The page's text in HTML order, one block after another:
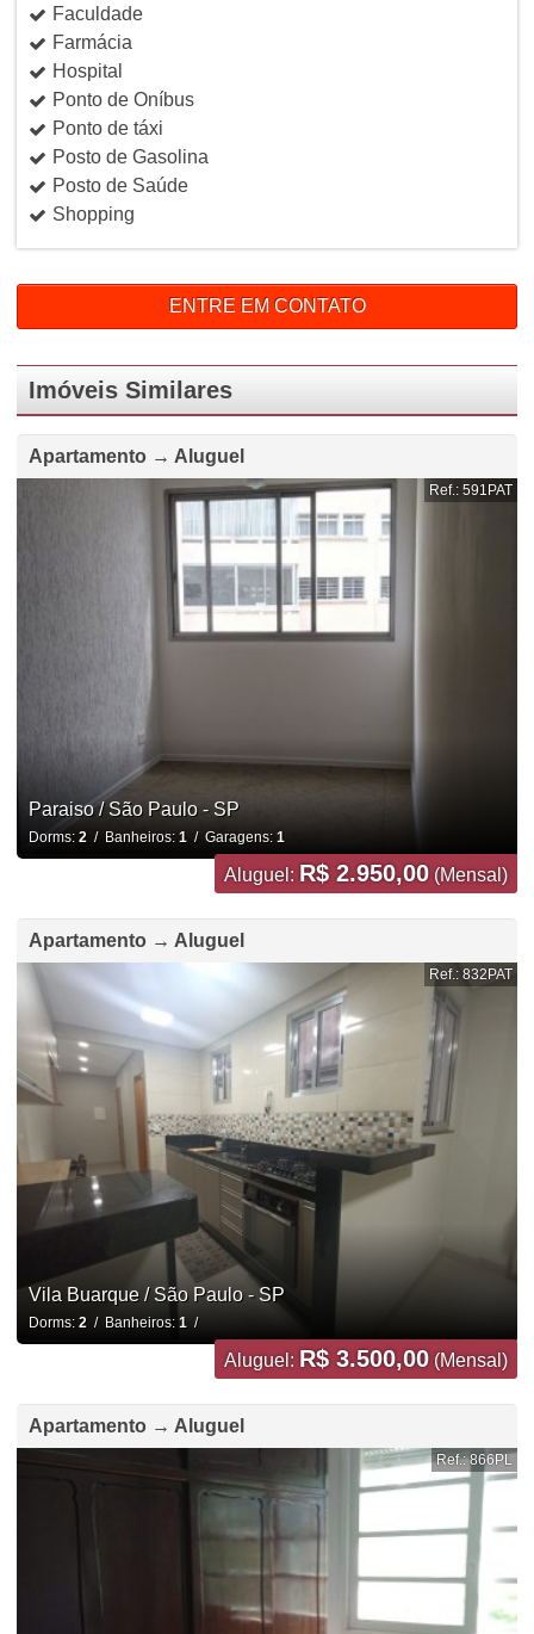
Faculdade
Farmácia
Hospital
Ponto de Oníbus
Ponto de táxi
Posto de Gasolina
Posto de Saúde
Shopping
ENTRE EM CONTATO
Imóveis Similares
Apartamento → Aluguel
Ref.: 591PAT
Paraiso / São Paulo - SP
Dorms: 2/ Banheiros: 1/ Garagens: 1
Aluguel: R$ 2.950,00 (Mensal)
Apartamento → Aluguel
Ref.: 832PAT
Vila Buarque / São Paulo - SP
Dorms: 2/ Banheiros: 1/
Aluguel: R$ 3.500,00 (Mensal)
Apartamento → Aluguel
Ref.: 866PL